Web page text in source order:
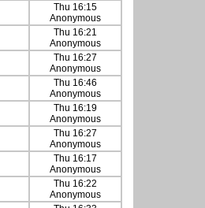
Thu 16:15
Anonymous
Thu 16:21
Anonymous
Thu 16:27
Anonymous
Thu 16:46
Anonymous
Thu 16:19
Anonymous
Thu 16:27
Anonymous
Thu 16:17
Anonymous
Thu 16:22
Anonymous